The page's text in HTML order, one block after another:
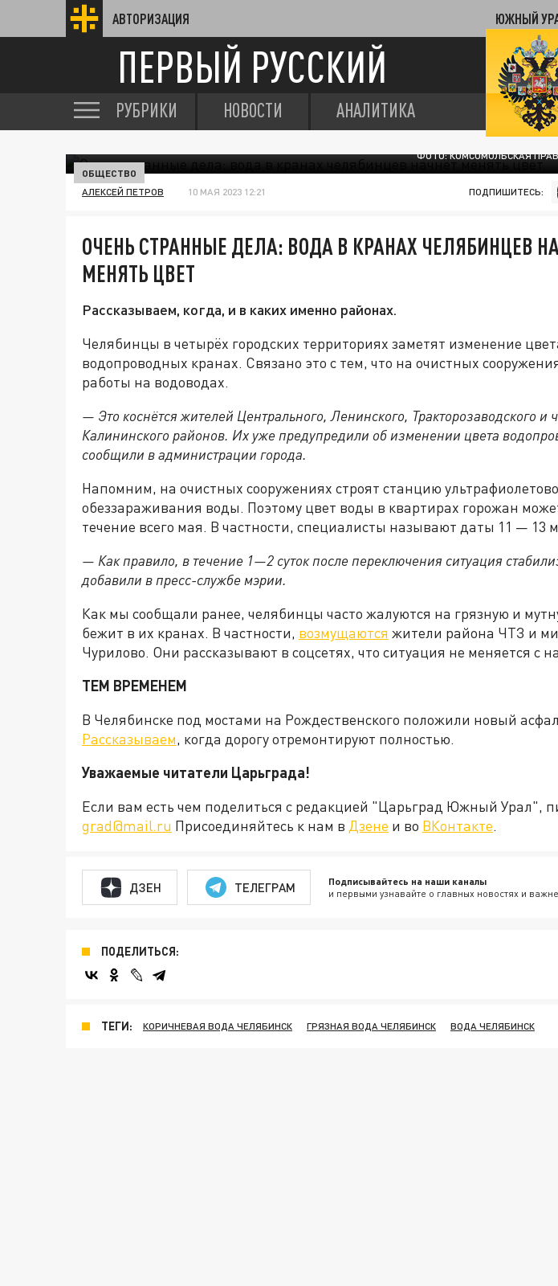
АВТОРИЗАЦИЯ ЮЖНЫЙ
ПЕРВЫЙ РУССКИЙ
РУБРИКИ НОВОСТИ АНАЛИТИКА
ФОТО: КОМСОМОЛЬСКАЯ
ОБЩЕСТВО
АЛЕКСЕЙ ПЕТРОВ 10 МАЯ 2023 12:21 ПОДПИШИТЕСЬ:
ОЧЕНЬ СТРАННЫЕ ДЕЛА: ВОДА В КРАНАХ ЧЕЛЯБИНЦЕВ
МЕНЯТЬ ЦВЕТ
Рассказываем, когда, и в каких именно районах.
Челябинцы в четырёх городских территориях заметят изменение
водопроводных кранах. Связано это с тем, что на очистных
работы на водоводах.
— Это коснётся жителей Центрального, Ленинского, Тракторозаводского и
Калининского районов. Их уже предупредили об изменении цвета
сообщили в администрации города.
Напомним, на очистных сооружениях строят станцию
обеззараживания воды. Поэтому цвет воды в квартирах горожан
течение всего мая. В частности, специалисты называют даты 11 — 13
— Как правило, в течение 1—2 суток после переключения ситуация
добавили в пресс-службе мэрии.
Как мы сообщали ранее, челябинцы часто жалуются на грязную и
бежит в их кранах. В частности, возмущаются жители района ЧТЗ и
Чурилово. Они рассказывают в соцсетях, что ситуация не меняется с
ТЕМ ВРЕМЕНЕМ
В Челябинске под мостами на Рождественского положили новый
Рассказываем, когда дорогу отремонтируют полностью.
Уважаемые читатели Царьграда!
Если вам есть чем поделиться с редакцией "Царьград Южный Урал",
grad@mail.ru Присоединяйтесь к нам в Дзене и во ВКонтакте.
ДЗЕН ТЕЛЕГРАМ Подписывайтесь на наши каналы
и первыми узнавайте о главных новостях и
ПОДЕЛИТЬСЯ:
ТЕГИ: КОРИЧНЕВАЯ ВОДА ЧЕЛЯБИНСК ГРЯЗНАЯ ВОДА ЧЕЛЯБИНСК ВОДА ЧЕЛЯБИНСК